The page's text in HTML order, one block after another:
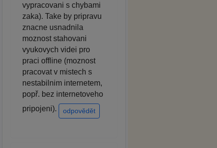
vypracovani s chybami
zaka). Take by pripravu
znacne usnadnila
moznost stahovani
vyukovych videi pro
praci offline (moznost
pracovat v mistech s
nestabilnim internetem,
popř. bez internetoveho
pripojeni).
odpovědět